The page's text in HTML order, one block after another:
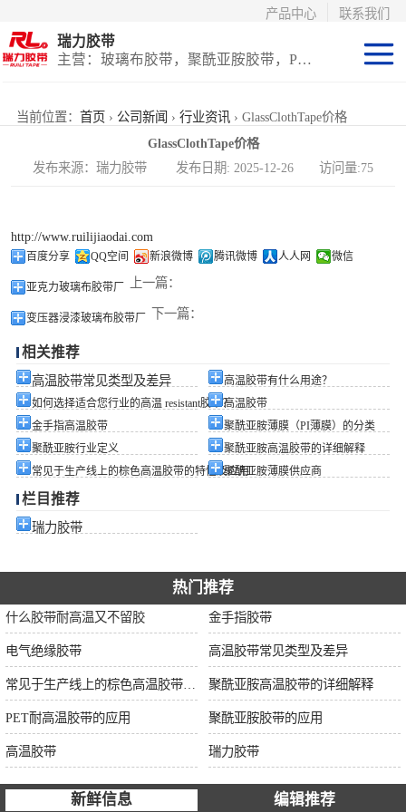
联系我们
产品中心
瑞力胶带
主营：玻璃布胶带，聚酰亚胺胶带，PET高温胶带，耐高温保护膜
当前位置： 首页 › 公司新闻 › 行业资讯 › GlassClothTape价格
GlassClothTape价格
发布来源：瑞力胶带 发布日期: 2025-12-26 访问量:75
http://www.ruilijiaodai.com
百度分享 QQ空间 新浪微博 腾讯微博 人人网 微信
上一篇：
亚克力玻璃布胶带厂
下一篇：
变压器浸漆玻璃布胶带厂
相关推荐
高温胶带常见类型及差异
高温胶带有什么用途？
如何选择适合您行业的高温 resistant胶带？高温胶带
金手指高温胶带
聚酰亚胺薄膜（PI薄膜）的分类
聚酰亚胺行业定义
聚酰亚胺高温胶带的详细解释
常见于生产线上的棕色高温胶带的特性及应用聚酰亚胺薄膜供应商
栏目推荐
瑞力胶带
热门推荐
什么胶带耐高温又不留胶 金手指胶带
电气绝缘胶带 高温胶带常见类型及差异
聚酰亚胺高温胶带的详细解释
PET耐高温胶带的应用 聚酰亚胺胶带的应用
高温胶带 瑞力胶带
新鲜信息 编辑推荐
聚酰亚胺系列
玻璃布胶带（特
（保护膜）
等离子热喷涂胶
带
防火陶瓷化硅胶
带